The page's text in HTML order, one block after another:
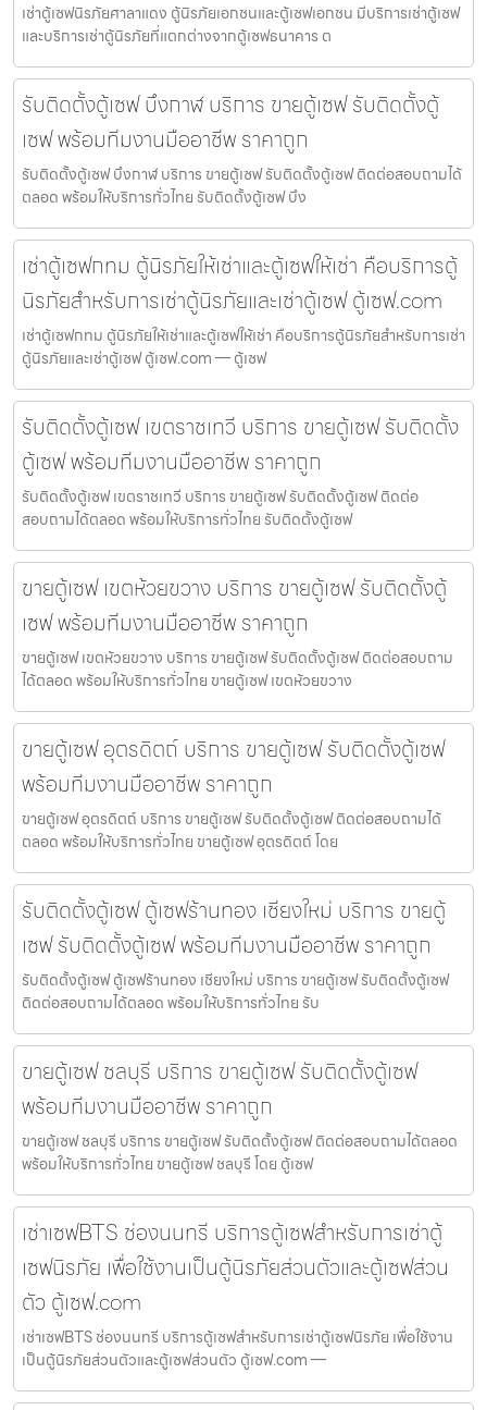
เช่าตู้เซฟนิรภัยศาลาแดง ตู้นิรภัยเอกชนและตู้เซฟเอกชน มีบริการเช่าตู้เซฟ
และบริการเช่าตู้นิรภัยที่แตกต่างจากตู้เซฟธนาคาร ต
รับติดตั้งตู้เซฟ บึงกาฬ บริการ ขายตู้เซฟ รับติดตั้งตู้
เซฟ พร้อมทีมงานมืออาชีพ ราคาถูก
รับติดตั้งตู้เซฟ บึงกาฬ บริการ ขายตู้เซฟ รับติดตั้งตู้เซฟ ติดต่อสอบถามได้
ตลอด พร้อมให้บริการทั่วไทย รับติดตั้งตู้เซฟ บึง
เช่าตู้เซฟกทม ตู้นิรภัยให้เช่าและตู้เซฟให้เช่า คือบริการตู้
นิรภัยสำหรับการเช่าตู้นิรภัยและเช่าตู้เซฟ ตู้เซฟ.com
เช่าตู้เซฟกทม ตู้นิรภัยให้เช่าและตู้เซฟให้เช่า คือบริการตู้นิรภัยสำหรับการเช่า
ตู้นิรภัยและเช่าตู้เซฟ ตู้เซฟ.com — ตู้เซฟ
รับติดตั้งตู้เซฟ เขตราชเทวี บริการ ขายตู้เซฟ รับติดตั้ง
ตู้เซฟ พร้อมทีมงานมืออาชีพ ราคาถูก
รับติดตั้งตู้เซฟ เขตราชเทวี บริการ ขายตู้เซฟ รับติดตั้งตู้เซฟ ติดต่อ
สอบถามได้ตลอด พร้อมให้บริการทั่วไทย รับติดตั้งตู้เซฟ
ขายตู้เซฟ เขตห้วยขวาง บริการ ขายตู้เซฟ รับติดตั้งตู้
เซฟ พร้อมทีมงานมืออาชีพ ราคาถูก
ขายตู้เซฟ เขตห้วยขวาง บริการ ขายตู้เซฟ รับติดตั้งตู้เซฟ ติดต่อสอบถาม
ได้ตลอด พร้อมให้บริการทั่วไทย ขายตู้เซฟ เขตห้วยขวาง
ขายตู้เซฟ อุตรดิตถ์ บริการ ขายตู้เซฟ รับติดตั้งตู้เซฟ
พร้อมทีมงานมืออาชีพ ราคาถูก
ขายตู้เซฟ อุตรดิตถ์ บริการ ขายตู้เซฟ รับติดตั้งตู้เซฟ ติดต่อสอบถามได้
ตลอด พร้อมให้บริการทั่วไทย ขายตู้เซฟ อุตรดิตถ์ โดย
รับติดตั้งตู้เซฟ ตู้เซฟร้านทอง เชียงใหม่ บริการ ขายตู้
เซฟ รับติดตั้งตู้เซฟ พร้อมทีมงานมืออาชีพ ราคาถูก
รับติดตั้งตู้เซฟ ตู้เซฟร้านทอง เชียงใหม่ บริการ ขายตู้เซฟ รับติดตั้งตู้เซฟ
ติดต่อสอบถามได้ตลอด พร้อมให้บริการทั่วไทย รับ
ขายตู้เซฟ ชลบุรี บริการ ขายตู้เซฟ รับติดตั้งตู้เซฟ
พร้อมทีมงานมืออาชีพ ราคาถูก
ขายตู้เซฟ ชลบุรี บริการ ขายตู้เซฟ รับติดตั้งตู้เซฟ ติดต่อสอบถามได้ตลอด
พร้อมให้บริการทั่วไทย ขายตู้เซฟ ชลบุรี โดย ตู้เซฟ
เช่าเซฟBTS ช่องนนทรี บริการตู้เซฟสำหรับการเช่าตู้
เซฟนิรภัย เพื่อใช้งานเป็นตู้นิรภัยส่วนตัวและตู้เซฟส่วน
ตัว ตู้เซฟ.com
เช่าเซฟBTS ช่องนนทรี บริการตู้เซฟสำหรับการเช่าตู้เซฟนิรภัย เพื่อใช้งาน
เป็นตู้นิรภัยส่วนตัวและตู้เซฟส่วนตัว ตู้เซฟ.com —